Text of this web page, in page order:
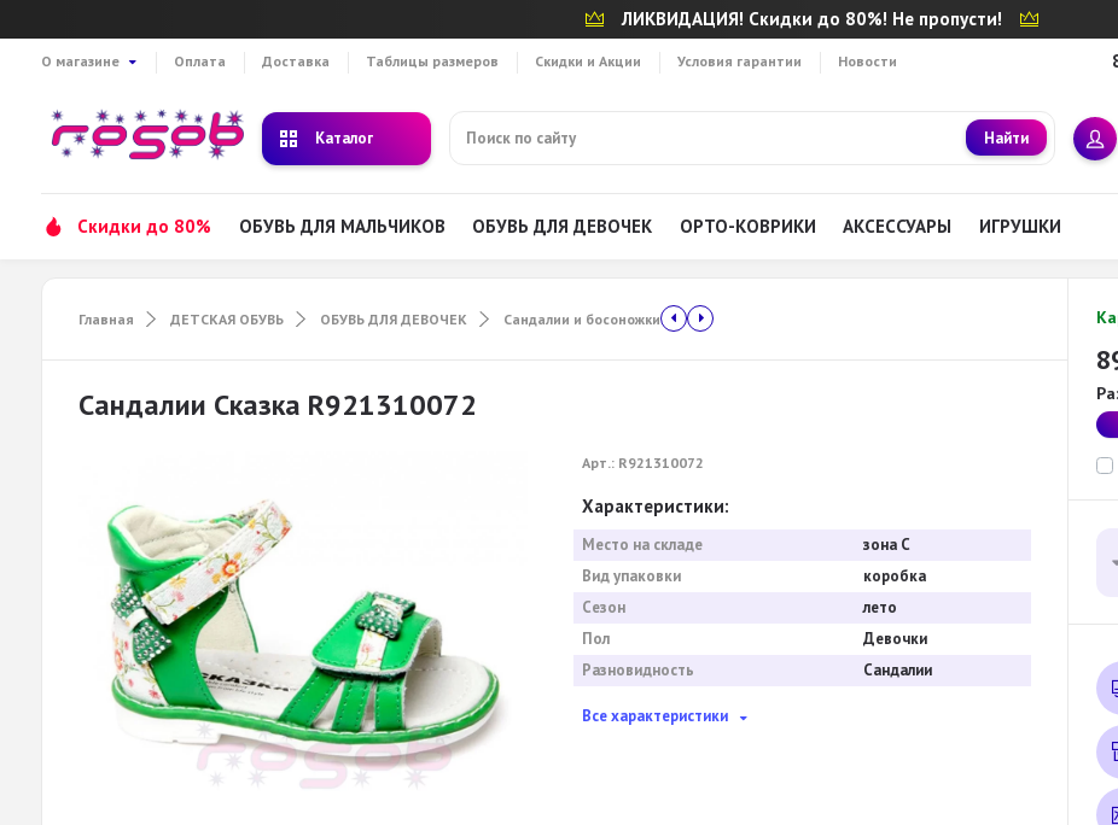
ЛИКВИДАЦИЯ! Скидки до 80%! Не пропусти!
О магазине Оплата Доставка Таблицы размеров Скидки и Акции Условия гарантии Новости
Каталог Найти
Скидки до 80% ОБУВЬ ДЛЯ МАЛЬЧИКОВ ОБУВЬ ДЛЯ ДЕВОЧЕК ОРТО-КОВРИКИ АКСЕССУАРЫ ИГРУШКИ
Главная ДЕТСКАЯ ОБУВЬ ОБУВЬ ДЛЯ ДЕВОЧЕК Сандалии и босоножки
Сандалии Сказка R921310072
Арт.: R921310072
Характеристики:
Место на складе
зона С
Вид упаковки
коробка
Сезон
лето
Пол
Девочки
Разновидность
Сандалии
Все характеристики